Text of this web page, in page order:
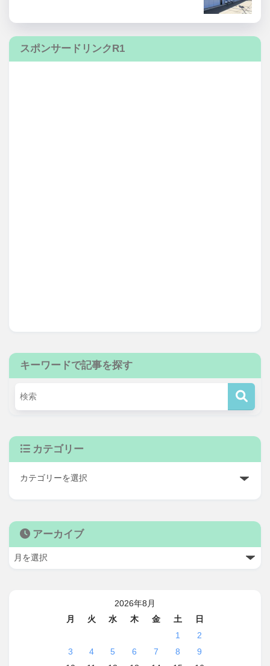
スポンサードリンクR1
キーワードで記事を探す
カテゴリー
アーカイブ
2026年8月
月
火 水 木 金 土
日
1
2
3
4 5 6 7 8
9